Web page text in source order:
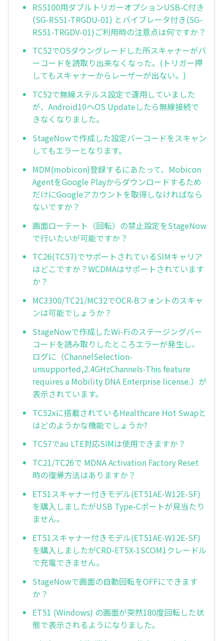
RS5100用ダブルトリガーオプションUSB-C付き
(SG-RS51-TRGDU-01) とバイブレータ付き(SG-
RS51-TRGDV-01)ご利用時の注意点は何ですか？
TC52でOSダウングレードした所スキャナーがバ
ーコードを読取り出来なくなった。(トリガー押
してもスキャナーからレーザーが出ない。)
TC52で無線ステルス設定で運用していました
が、Android10へOS Updateしたら無線接続で
きなくなりました。
StageNowで作成した設定バーコードをスキャン
してもエラーとなります。
MDM(mobicon)登録するにあたって、Mobicon
AgentをGoogle Playからダウンロードするため
だけにGoogleアカウントを取得しなければなら
ないですか？
画面ローテート（回転）の禁止設定をStageNow
で行いたいが可能ですか？
TC26(TC57)でサポートされているSIMキャリア
はどこですか？WCDMAはサポートされています
か？
MC3300/TC21/MC32でOCR-Bフォントのスキャ
ンは可能でしょうか？
StageNowで作成したWi-Fiのステージングバー
コードを読み取りしたところエラーが発生し、
ログに（ChannelSelection-
unsupported,2.4GHzChannels-This feature
requires a Mobility DNA Enterprise license.）が
表示されています。
TC52xに搭載されているHealthcare Hot Swapと
はどのようかな機能でしょうか?
TC57でau LTE対応SIMは使用できますか？
TC21/TC26で MDNA Activation Factory Reset
時の復帰方法はありますか？
ET51スキャナー付きモデル(ET51AE-W12E-SF)
を購入しましたがUSB Type-Cポートが見当たり
ません。
ET51スキャナー付きモデル(ET51AE-W12E-SF)
を購入しましたがCRD-ET5X-1SCOM1クレードル
で充電できません。
StageNowで画面の自動回転をOFFにできます
か？
ET51 (Windows) の画面が突然180度回転した状
態で表示されるようになりました。